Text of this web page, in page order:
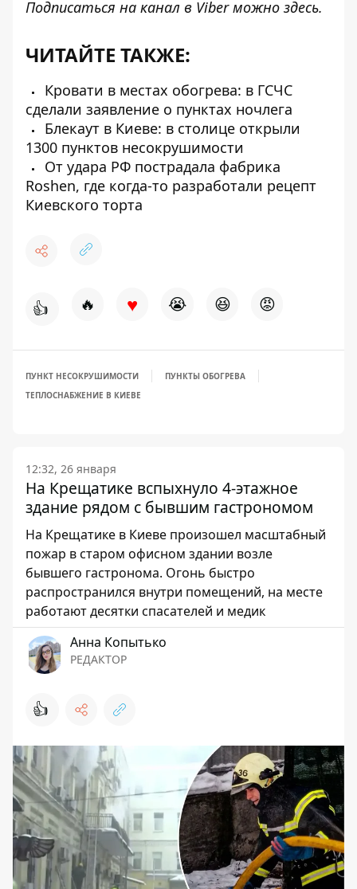
Подписаться на канал в Viber можно здесь.
ЧИТАЙТЕ ТАКЖЕ:
Кровати в местах обогрева: в ГСЧС
сделали заявление о пунктах ночлега
Блекаут в Киеве: в столице открыли
1300 пунктов несокрушимости
От удара РФ пострадала фабрика
Roshen, где когда-то разработали рецепт
Киевского торта
👍 🔥 ♥ 😭 😆 😡
ПУНКТ НЕСОКРУШИМОСТИ
ПУНКТЫ ОБОГРЕВА
ТЕПЛОСНАБЖЕНИЕ В КИЕВЕ
12:32, 26 января
На Крещатике вспыхнуло 4-этажное
здание рядом с бывшим гастрономом
На Крещатике в Киеве произошел масштабный
пожар в старом офисном здании возле
бывшего гастронома. Огонь быстро
распространился внутри помещений, на месте
работают десятки спасателей и медик
Анна Копытько
РЕДАКТОР
👍